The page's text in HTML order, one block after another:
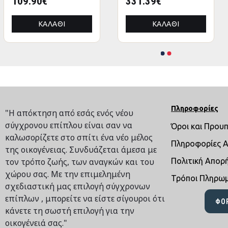
ΚΑΛΆΘΙ ΚΑΛΆΘΙ
ΚΑΛΆΘΙ ΚΑΛΆΘΙ
"Η απόκτηση από εσάς ενός νέου
σύγχρονου επίπλου είναι σαν να
καλωσορίζετε στο σπίτι ένα νέο μέλος
της οικογένειας. Συνδυάζεται άμεσα με
τον τρόπο ζωής, των αναγκών και του
χώρου σας. Με την επιμελημένη
σχεδιαστική μας επιλογή σύγχρονων
επίπλων , μπορείτε να είστε σίγουροι ότι
κάνετε τη σωστή επιλογή για την
οικογένειά σας."
Πληροφορίες
Όροι και
Πληροφορίες
Πολιτική
Τρόποι